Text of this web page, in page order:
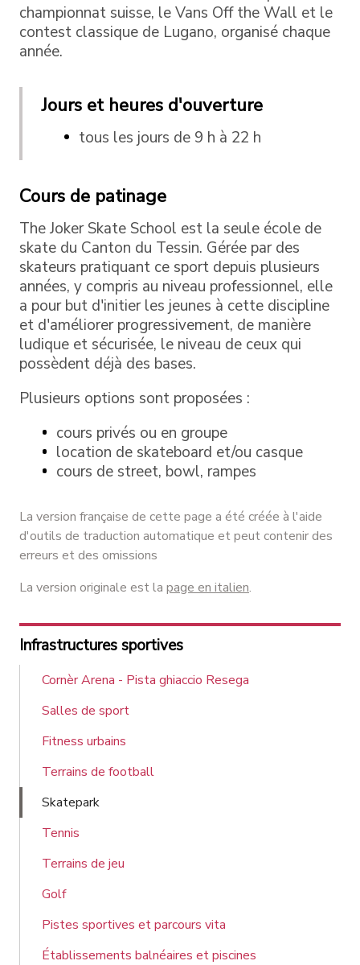
championnat suisse, le Vans Off the Wall et le
contest classique de Lugano, organisé chaque
année.
Jours et heures d'ouverture
tous les jours de 9 h à 22 h
Cours de patinage
The Joker Skate School est la seule école de
skate du Canton du Tessin. Gérée par des
skateurs pratiquant ce sport depuis plusieurs
années, y compris au niveau professionnel, elle
a pour but d'initier les jeunes à cette discipline
et d'améliorer progressivement, de manière
ludique et sécurisée, le niveau de ceux qui
possèdent déjà des bases.
Plusieurs options sont proposées :
cours privés ou en groupe
location de skateboard et/ou casque
cours de street, bowl, rampes
La version française de cette page a été créée à l'aide
d'outils de traduction automatique et peut contenir des
erreurs et des omissions
La version originale est la page en italien.
Infrastructures sportives
Cornèr Arena - Pista ghiaccio Resega
Salles de sport
Fitness urbains
Terrains de football
Skatepark
Tennis
Terrains de jeu
Golf
Pistes sportives et parcours vita
Établissements balnéaires et piscines